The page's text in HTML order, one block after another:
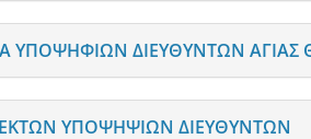
ΥΠΟΨΗΦΙΩΝ ΔΙΕΥΘΥΝΤΩΝ ΑΓΙΑΣ
ΥΠΟΨΗΨΙΩΝ ΔΙΕΥΘΥΝΤΩΝ